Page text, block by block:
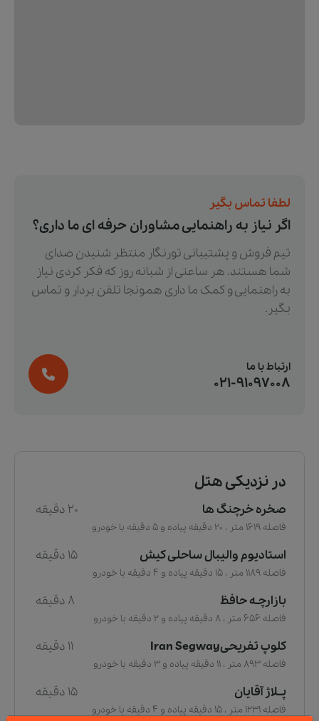
لطفا تماس بگیر
اگر نیاز به راهنمایی مشاوران حرفه ای ما داری؟
تیم فروش و پشتیبانی تورنگار منتظر شنیدن صدای
شما هستند. هر ساعتی از شبانه روز که فکر کردی نیاز
به راهنمایی و کمک ما داری همونجا تلفن بردار و تماس
بگیر.
ارتباط با ما
021-91097008
در نزدیکی هتل
صخره خرچنگ ها 20 دقیقه
فاصله 1619 متر ، 20 دقیقه پیاده و 5 دقیقه با خودرو
استادیوم والیبال ساحلی کیش 15 دقیقه
فاصله 1189 متر ، 15 دقیقه پیاده و 4 دقیقه با خودرو
بازارچـه حافظ 8 دقیقه
فاصله 656 متر ، 8 دقیقه پیاده و 2 دقیقه با خودرو
کلوپ تفریحیIran Segway 11 دقیقه
فاصله 893 متر ، 11 دقیقه پیاده و 3 دقیقه با خودرو
پــلاژ آقایان 15 دقیقه
فاصله 1231 متر ، 15 دقیقه پیاده و 4 دقیقه با خودرو